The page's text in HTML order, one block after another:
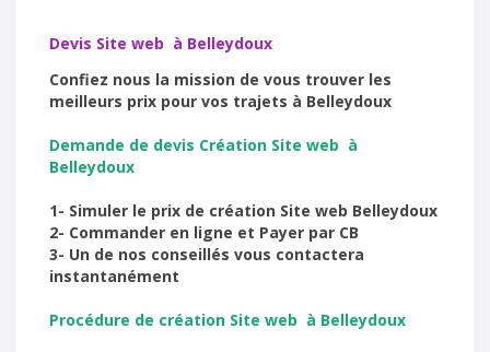
Devis Site web à Belleydoux
Confiez nous la mission de vous trouver les
meilleurs prix pour vos trajets à Belleydoux
Demande de devis Création Site web à
Belleydoux
1- Simuler le prix de création Site web Belleydoux
2- Commander en ligne et Payer par CB
3- Un de nos conseillés vous contactera
instantanément
Procédure de création Site web à Belleydoux